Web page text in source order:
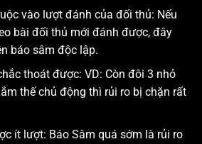
vào lượt đánh của đối thủ: Nếu
bài đối thủ mới đánh được, đây
báo sâm độc lập.
thoát được: VD: Còn đôi 3 nhỏ
thế chủ động thì rủi ro bị chặn rất
ít lượt: Báo Sâm quá sớm là rủi ro